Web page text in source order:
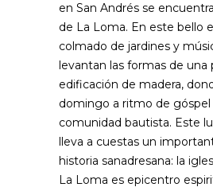
en San Andrés se
de La Loma. En este bello
colmado de jardines y
levantan las formas de una
edificación de madera,
domingo a ritmo de góspel
comunidad bautista. Este
lleva a cuestas un
historia sanadresana: la
La Loma es epicentro